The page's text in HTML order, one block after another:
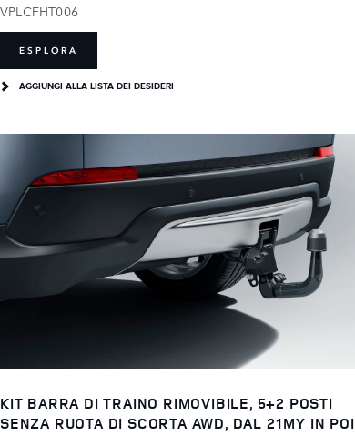
VPLCFHT006
ESPLORA
AGGIUNGI ALLA LISTA DEI DESIDERI
KIT BARRA DI TRAINO RIMOVIBILE, 5+2 POSTI
SENZA RUOTA DI SCORTA AWD, DAL 21MY IN POI